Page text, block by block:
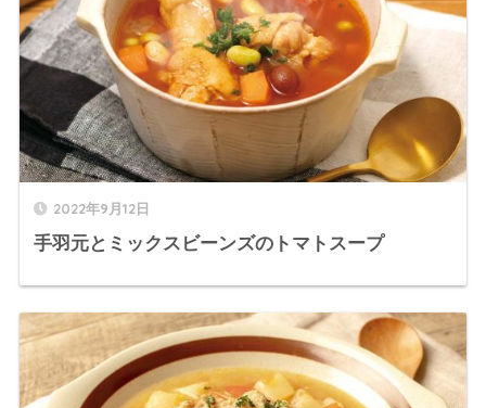
2022年9月12日
手羽元とミックスビーンズのトマトスープ